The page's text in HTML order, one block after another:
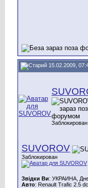
15.02.2009,
Заблокирован
SUVOROV
Заблокирован
Звідки Ви: УКРАИНА,
Авто: Renault Trafic 2.5